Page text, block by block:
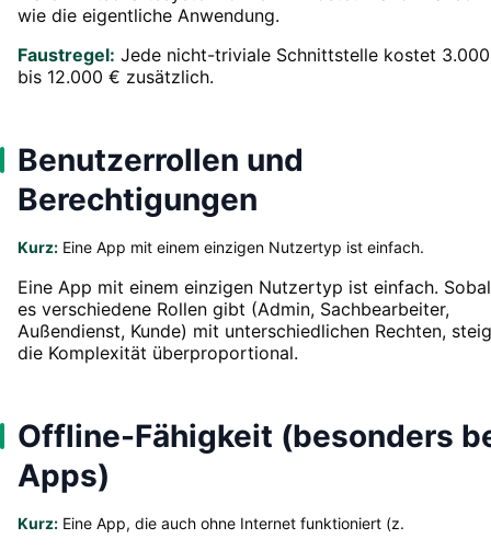
wie die eigentliche Anwendung.
Faustregel: Jede nicht-triviale Schnittstelle kostet 3.000
bis 12.000 € zusätzlich.
Benutzerrollen und
Berechtigungen
Kurz: Eine App mit einem einzigen Nutzertyp ist einfach.
Eine App mit einem einzigen Nutzertyp ist einfach.
es verschiedene Rollen gibt (Admin, Sachbearbeiter,
Außendienst, Kunde) mit unterschiedlichen Rechten,
die Komplexität überproportional.
Offline-Fähigkeit (besonders
Apps)
Kurz: Eine App, die auch ohne Internet funktioniert (z.